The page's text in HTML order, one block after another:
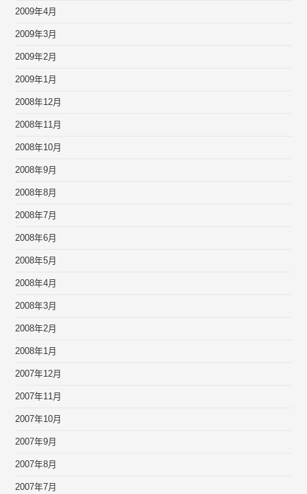
2009年4月
2009年3月
2009年2月
2009年1月
2008年12月
2008年11月
2008年10月
2008年9月
2008年8月
2008年7月
2008年6月
2008年5月
2008年4月
2008年3月
2008年2月
2008年1月
2007年12月
2007年11月
2007年10月
2007年9月
2007年8月
2007年7月